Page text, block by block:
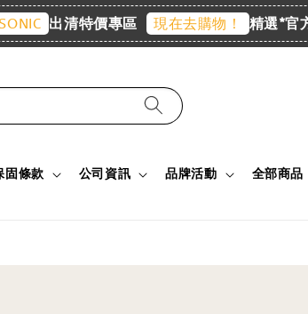
出清特價專區 現在去購物！ 精選*官方認
固條款 公司資訊 品牌活動 全部商品